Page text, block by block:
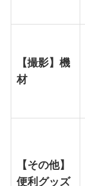
【撮影】機
材
【その他】
便利グッズ